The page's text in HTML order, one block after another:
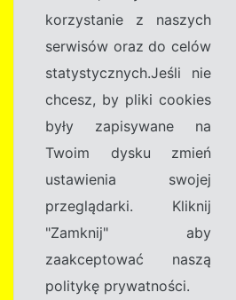
korzystanie z naszych
serwisów oraz do celów
statystycznych.Jeśli nie
chcesz, by pliki cookies
były zapisywane na
Twoim dysku zmień
ustawienia swojej
przeglądarki. Kliknij
"Zamknij" aby
zaakceptować naszą
politykę prywatności.